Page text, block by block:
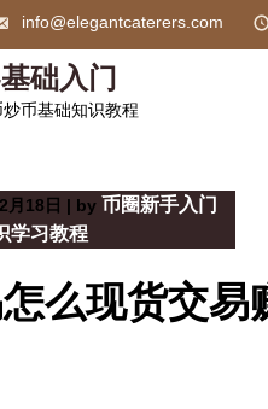
info@elegantcaterers.com
础入门
币基础知识教程
月18日 | by 币圈新手入门
学习教程
么现货交